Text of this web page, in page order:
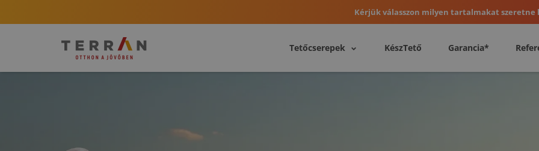
Kérjük válasszon milyen tartalmakat szeretne
Tetőcserepek KészTető Garancia*